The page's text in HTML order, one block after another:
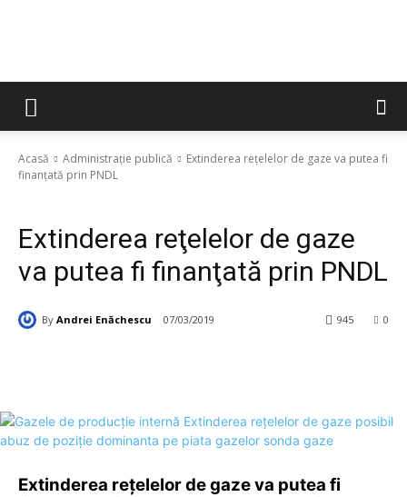
Acasă Administrație publică
Extinderea reţelelor de gaze va putea fi
finanţată prin PNDL
Extinderea reţelelor de gaze
va putea fi finanţată prin PNDL
By Andrei Enăchescu 07/03/2019 0
945
Extinderea reţelelor de gaze va putea fi